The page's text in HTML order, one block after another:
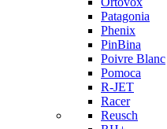
Patagonia
Phenix
PinBina
Poivre Blanc
Pomoca
R-JET
Racer
Reusch